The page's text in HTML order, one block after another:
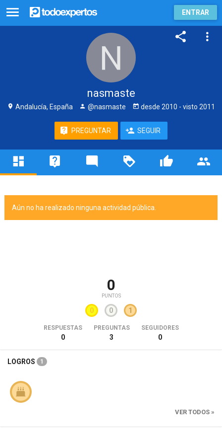
ENTRAR
nasmaste
Andalucía, España @nasmaste desde 2010 - visto 2011
PREGUNTAR SEGUIR
Aún no ha realizado ninguna actividad pública.
0
PUNTOS
0 0 1
RESPUESTAS
0
PREGUNTAS
3
SEGUIDORES
0
LOGROS 1
VER TODOS »